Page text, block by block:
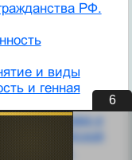
РФ.
и виды
и генная
права и
в Российской
виды,
6